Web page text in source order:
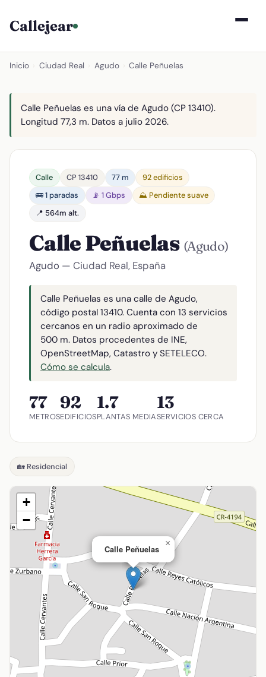
Callejear
Inicio Ciudad Real Agudo Calle Peñuelas
Calle Peñuelas es una vía de Agudo (CP 13410).
Longitud 77,3 m. Datos a julio 2026.
Calle CP 13410 77 m
92 edificios
🚌 1 paradas
📡 1 Gbps
⛰️ Pendiente suave
📍 564m alt.
Calle Peñuelas (Agudo)
Agudo — Ciudad Real, España
Calle Peñuelas es una calle de Agudo,
código postal 13410. Cuenta con 13 servicios
cercanos en un radio aproximado de
500 m. Datos procedentes de INE,
OpenStreetMap, Catastro y SETELECO.
Cómo se calcula.
77
METROS
92
EDIFICIOS
1.7
PLANTAS MEDIA
13
SERVICIOS CERCA
🏡 Residencial
Calle Peñuelas
×
+
−